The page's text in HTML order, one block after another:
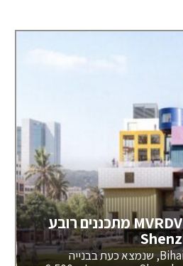
כפר צבעוני לגובה: MVRDV מתכננים רובע
פרויקט Bihailou Art Village, שנמצא כעת בבנייה